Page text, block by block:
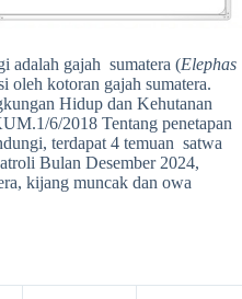
adalah gajah sumatera (Elephas
oleh kotoran gajah sumatera.
Hidup dan Kehutanan
6/2018 Tentang penetapan
terdapat 4 temuan satwa
Bulan Desember 2024,
kijang muncak dan owa